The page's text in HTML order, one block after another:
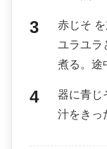
赤じそ
ユラユラ
煮る。途
器に青じ
汁をきっ